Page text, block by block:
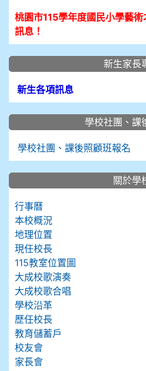
桃園市115學年度國民小學藝
訊息！
新生家長
新生各項訊息
學校社團、課
學校社團、課後照顧班報名
關於學
行事曆
本校概況
地理位置
現任校長
115教室位置圖
大成校歌演奏
大成校歌合唱
學校沿革
歷任校長
教育儲蓄戶
校友會
家長會